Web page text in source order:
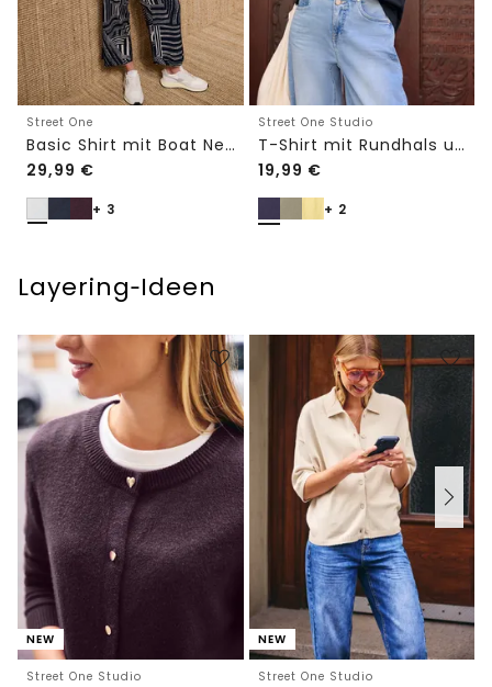
Street One
Basic Shirt mit Boat Neck und Elastikbund
29,99 €
+ 3
Street One Studio
T-Shirt mit Rundhals und Embroidery-Detail
19,99 €
+ 2
Layering‑Ideen
NEW
Street One Studio
NEW
Street One Studio